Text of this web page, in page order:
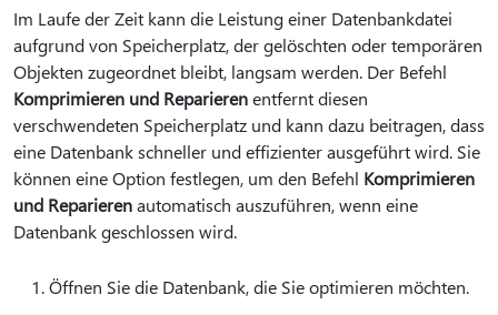
Im Laufe der Zeit kann die Leistung einer Datenbankdatei
aufgrund von Speicherplatz, der gelöschten oder temporären
Objekten zugeordnet bleibt, langsam werden. Der Befehl
Komprimieren und Reparierenentfernt diesen
verschwendeten Speicherplatz und kann dazu beitragen, dass
eine Datenbank schneller und effizienter ausgeführt wird. Sie
können eine Option festlegen, um den Befehl Komprimieren
und Reparierenautomatisch auszuführen, wenn eine
Datenbank geschlossen wird.
Öffnen Sie die Datenbank, die Sie optimieren möchten.